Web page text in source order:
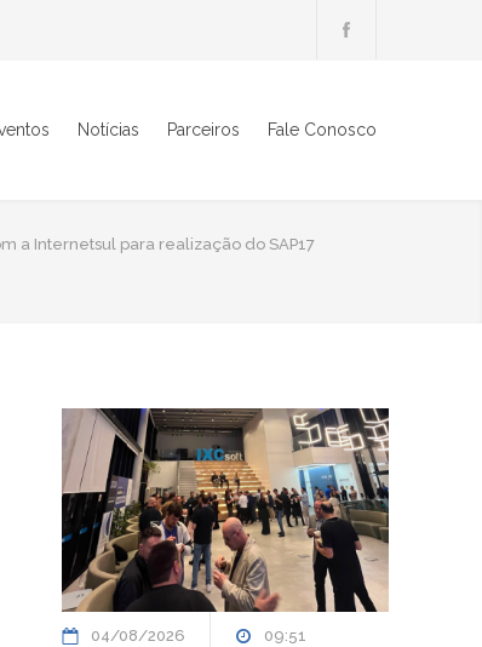
Notícias Parceiros Fale Conosco
a Internetsul para realização do SAP17
04/08/2026 09:51